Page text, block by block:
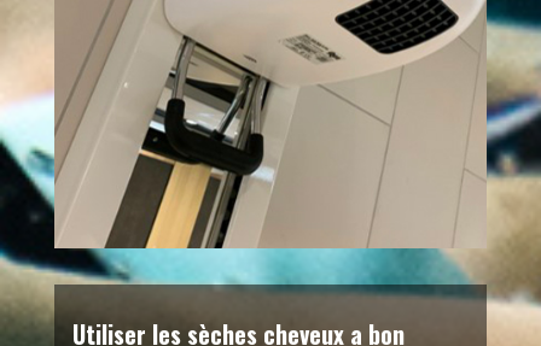
Utiliser les sèches cheveux a bon